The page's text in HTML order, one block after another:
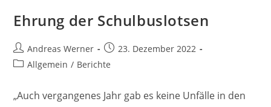
Ehrung der Schulbuslotsen
Beitrags-
Autor:
Andreas Werner
Beitrag
veröffentlicht:
23. Dezember 2022
Beitrags-
Allgemein / Berichte
„Auch vergangenes Jahr gab es keine Unfälle in den